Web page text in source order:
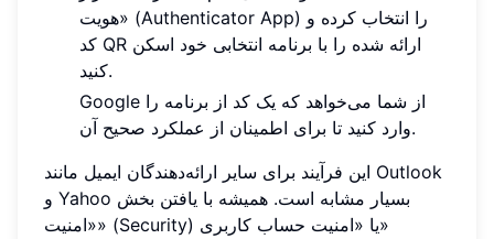
هویت» (Authenticator App) را انتخاب کرده و
کد QR ارائه شده را با برنامه انتخابی خود اسکن
کنید.
Google از شما می‌خواهد که یک کد از برنامه را
وارد کنید تا برای اطمینان از عملکرد صحیح آن.
این فرآیند برای سایر ارائه‌دهندگان ایمیل مانند Outlook
و Yahoo بسیار مشابه است. همیشه با یافتن بخش
«امنیت» (Security) یا «امنیت حساب کاربری»